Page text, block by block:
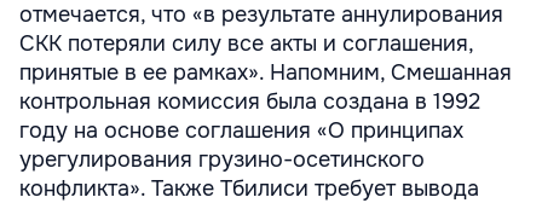
отмечается, что «в результате аннулирования
СКК потеряли силу все акты и соглашения,
принятые в ее рамках». Напомним, Смешанная
контрольная комиссия была создана в 1992
году на основе соглашения «О принципах
урегулирования грузино-осетинского
конфликта». Также Тбилиси требует вывода